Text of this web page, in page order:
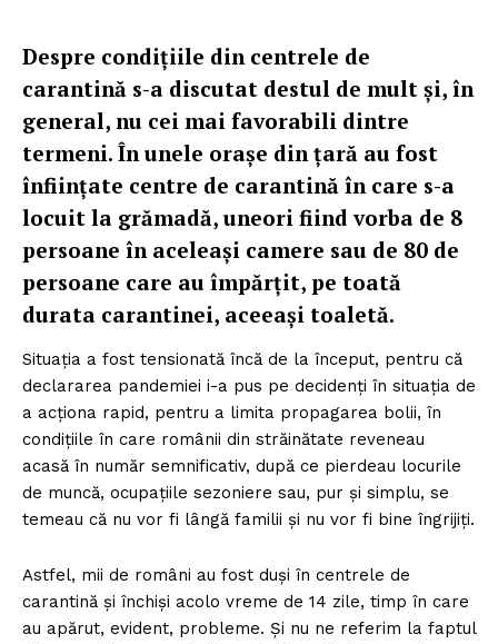
Despre condițiile din centrele de
carantină s-a discutat destul de mult și, în
general, nu cei mai favorabili dintre
termeni. În unele orașe din țară au fost
înființate centre de carantină în care s-a
locuit la grămadă, uneori fiind vorba de 8
persoane în aceleași camere sau de 80 de
persoane care au împărțit, pe toată
durata carantinei, aceeași toaletă.
Situația a fost tensionată încă de la început, pentru că
declararea pandemiei i-a pus pe decidenți în situația de
a acționa rapid, pentru a limita propagarea bolii, în
condițiile în care românii din străinătate reveneau
acasă în număr semnificativ, după ce pierdeau locurile
de muncă, ocupațiile sezoniere sau, pur și simplu, se
temeau că nu vor fi lângă familii și nu vor fi bine îngrijiți.
Astfel, mii de români au fost duși în centrele de
carantină și închiși acolo vreme de 14 zile, timp în care
au apărut, evident, probleme. Și nu ne referim la faptul